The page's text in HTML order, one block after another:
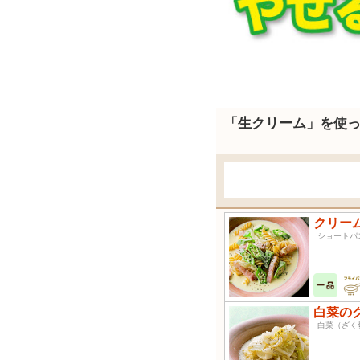
「生クリーム」を使
クリー
ショート
白菜の
白菜（ざ